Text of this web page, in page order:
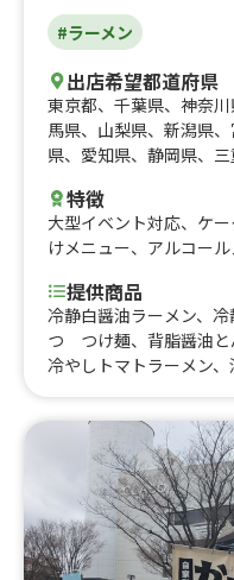
#ラーメン
出店希望都道府県
東京都、 千葉県、 神奈
馬県、 山梨県、 新潟県、
県、 愛知県、 静岡県、
特徴
大型イベント対応、 ケ
けメニュー、 アルコー
提供商品
冷静白醤油ラーメン、
つ つけ麺、背脂醤油と
冷やしトマトラーメン